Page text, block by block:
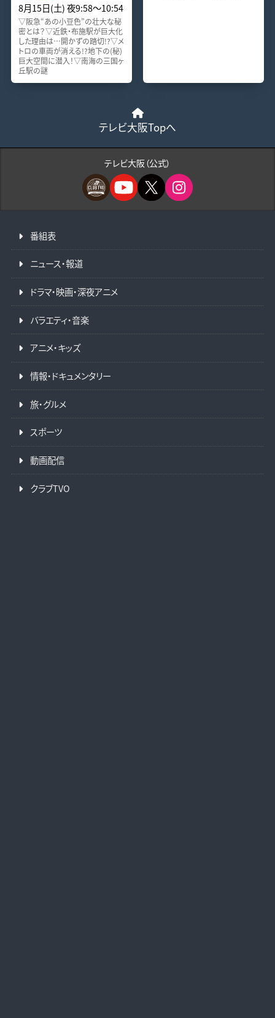
8月15日(土) 夜9:58〜10:54
▽阪急“あの小豆色”の壮大な秘
密とは？▽近鉄・布施駅が巨大化
した理由は…開かずの踏切!?▽メ
トロの車両が消える!?地下の(秘)
巨大空間に潜入！▽南海の三国ヶ
丘駅の謎
テレビ大阪Topへ
テレビ大阪（公式）
番組表
ニュース・報道
ドラマ・映画・深夜アニメ
バラエティ・音楽
アニメ・キッズ
情報・ドキュメンタリー
旅・グルメ
スポーツ
動画配信
クラブTVO